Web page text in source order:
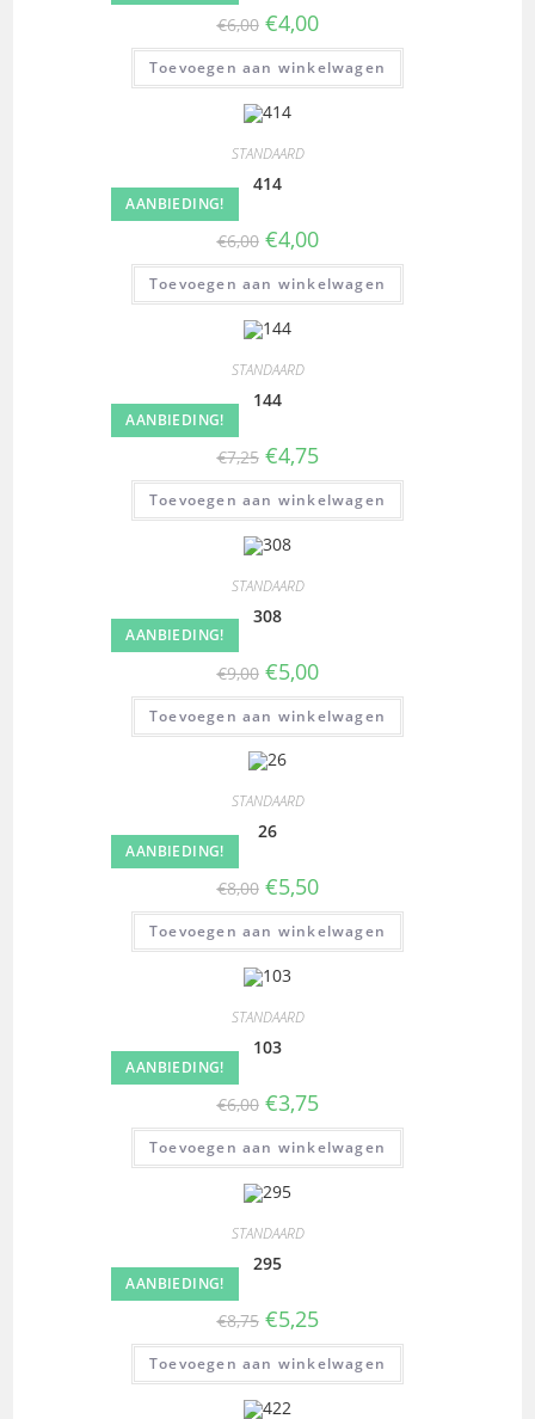
€6,00 €4,00
Toevoegen aan winkelwagen
AANBIEDING!
STANDAARD
414
€6,00 €4,00
Toevoegen aan winkelwagen
AANBIEDING!
STANDAARD
144
€7,25 €4,75
Toevoegen aan winkelwagen
AANBIEDING!
STANDAARD
308
€9,00 €5,00
Toevoegen aan winkelwagen
AANBIEDING!
STANDAARD
26
€8,00 €5,50
Toevoegen aan winkelwagen
AANBIEDING!
STANDAARD
103
€6,00 €3,75
Toevoegen aan winkelwagen
AANBIEDING!
STANDAARD
295
€8,75 €5,25
Toevoegen aan winkelwagen